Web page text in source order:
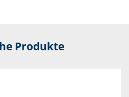
Produkte